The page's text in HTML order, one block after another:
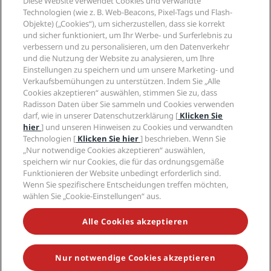
Neue und aufstrebende Hotels
Radisson Hotels APP
„Sports Approved“-Hotels
Familienfreundliche Hotels
Gesundheit & Sicherheit
Radisson Hotel Group
Medien
Karriere RHG
Karriere PPHE
Karrieren EHL
The Club by RHG
Entwicklungsmöglichkeiten
Responsible Business – Unser Engagement
Einkauf
Rechtliches
Privacy Centre
Rechtliche Hinweise
Radisson Rewards Geschäftsbedingungen
Website-Nutzungsvereinbarung
Digitale Barrierefreiheit
Moderne Sklaverei – Erklärung
Hilfe
Verbrauchermeldungen
Kontakt
FAQ
Inhaltsübersicht
Soziale Medien
Marken von Radisson Hotels
VERPASSEN SIE NIEMALS UNSERE BELIEBTESTEN
ANGEBOTE
© 2026 Radisson Hotel Group.Alle Rechte vorbehalten. RHG Radisson
Technologien (wie z. B. Web-Beacons, Pixel-Tags und Flash-
Objekte) („Cookies“), um sicherzustellen, dass sie korrekt
und sicher funktioniert, um Ihr Werbe- und Surferlebnis zu
verbessern und zu personalisieren, um den Datenverkehr
und die Nutzung der Website zu analysieren, um Ihre
Einstellungen zu speichern und um unsere Marketing- und
Verkaufsbemühungen zu unterstützen. Indem Sie „Alle
Cookies akzeptieren“ auswählen, stimmen Sie zu, dass
Radisson Daten über Sie sammeln und Cookies verwenden
darf, wie in unserer Datenschutzerklärung [ Klicken Sie
hier] und unseren Hinweisen zu Cookies und verwandten
Technologien [ Klicken Sie hier] beschrieben. Wenn Sie
„Nur notwendige Cookies akzeptieren“ auswählen,
speichern wir nur Cookies, die für das ordnungsgemäße
Funktionieren der Website unbedingt erforderlich sind.
Wenn Sie spezifischere Entscheidungen treffen möchten,
wählen Sie „Cookie-Einstellungen“ aus.
Alle Cookies akzeptieren
Nur notwendige Cookies akzeptieren